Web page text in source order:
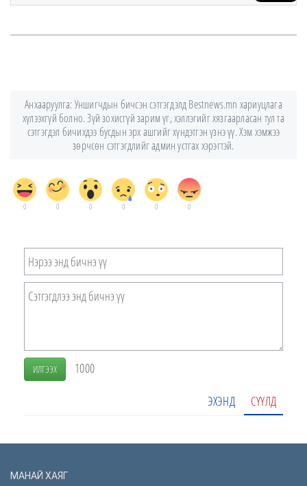
Анхааруулга: Уншигчдын бичсэн сэтгэгдэлд Bestnews.mn хариуцлага
хүлээхгүй болно. Зүй зохисгүй зарим үг, хэллэгийг хязгаарласан тул та
сэтгэгдэл бичихдээ бусдын эрх ашгийг хүндэтгэн үзнэ үү. Хэм хэмжээ
зөрчсөн сэтгэгдлийг админ устгах хэрэгтэй.
0 0 0 0 0 0
ИЛГЭЭХ 1000
ЭХЭНД СҮҮЛД
МАНАЙ ХАЯГ